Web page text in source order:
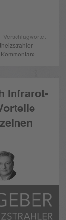
| Verschlagwortet
,
Kommentare
Infrarot-